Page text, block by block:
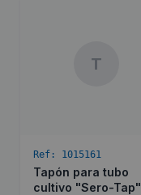
T
Ref: 1015161
Tapón para tubo
cultivo "Sero-Tap"